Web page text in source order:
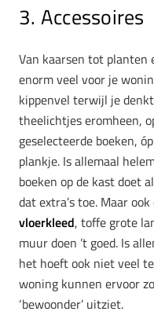
3. Accessoires
Van kaarsen tot planten
enorm veel voor je
kippenvel terwijl je
theelichtjes eromheen,
geselecteerde boeken,
plankje. Is allemaal
boeken op de kast doet
dat extra’s toe. Maar
vloerkleed, toffe grote
muur doen ’t goed. Is
het hoeft ook niet veel
woning kunnen ervoor
‘bewoonder’ uitziet.